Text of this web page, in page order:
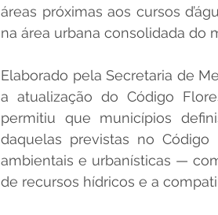
áreas próximas aos cursos
na área urbana consolidada do
Elaborado pela Secretaria de
a atualização do Código
permitiu que municípios
daquelas previstas no Código
ambientais e urbanísticas —
de recursos hídricos e a